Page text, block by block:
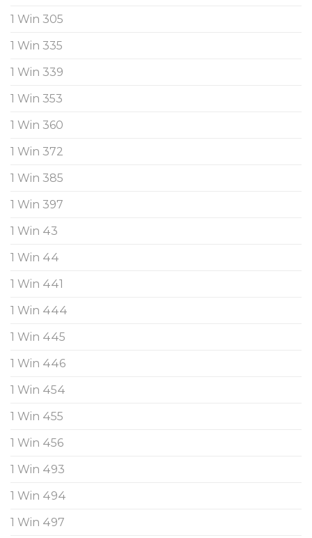
1 Win 305
1 Win 335
1 Win 339
1 Win 353
1 Win 360
1 Win 372
1 Win 385
1 Win 397
1 Win 43
1 Win 44
1 Win 441
1 Win 444
1 Win 445
1 Win 446
1 Win 454
1 Win 455
1 Win 456
1 Win 493
1 Win 494
1 Win 497